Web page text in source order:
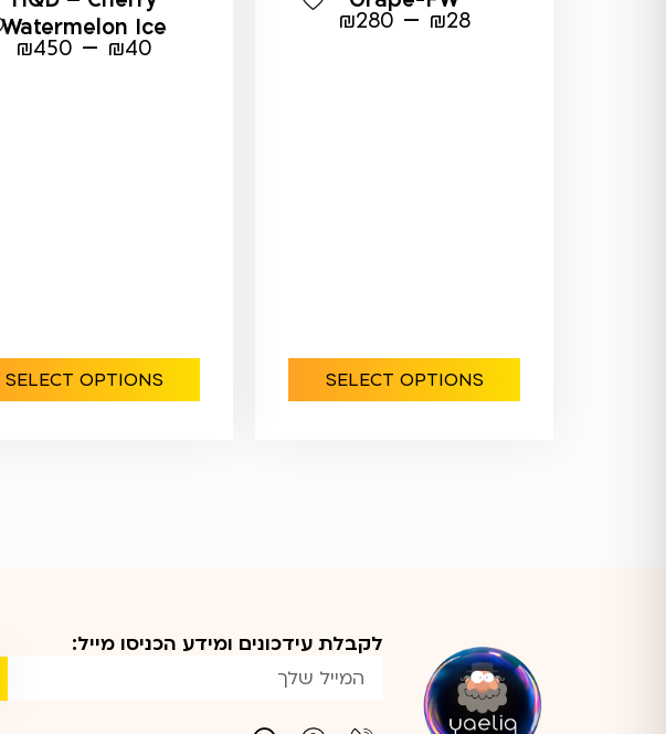
₪28
–
₪280
SELECT OPTIONS
Watermelon Ice
₪40
–
₪450
SELECT OPTIONS
לקבלת עידכונים ומידע הכניסו מייל: